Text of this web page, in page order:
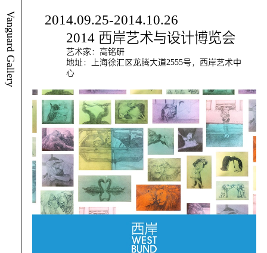
Vanguard Gallery
2014.09.25-2014.10.26
2014 西岸艺术与设计博览会
艺术家：高铭研
地址：上海徐汇区龙腾大道2555号，西岸艺术中
心